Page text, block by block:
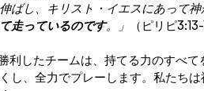
ばし、キリスト・イエスにあって神
走っているのです。」 （ピリピ3:13-
利したチームは、持てる力のすべ
し、全力でプレーします。私たち